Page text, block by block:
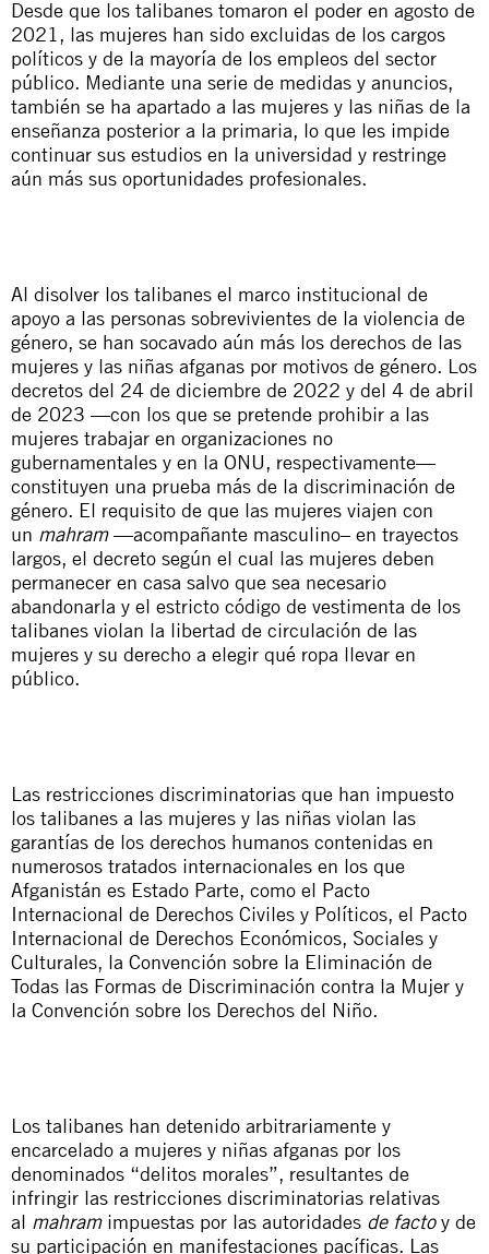
Desde que los talibanes tomaron el poder en agosto de
2021, las mujeres han sido excluidas de los cargos
políticos y de la mayoría de los empleos del sector
público. Mediante una serie de medidas y anuncios,
también se ha apartado a las mujeres y las niñas de la
enseñanza posterior a la primaria, lo que les impide
continuar sus estudios en la universidad y restringe
aún más sus oportunidades profesionales.
Al disolver los talibanes el marco institucional de
apoyo a las personas sobrevivientes de la violencia de
género, se han socavado aún más los derechos de las
mujeres y las niñas afganas por motivos de género. Los
decretos del 24 de diciembre de 2022 y del 4 de abril
de 2023 —con los que se pretende prohibir a las
mujeres trabajar en organizaciones no
gubernamentales y en la ONU, respectivamente—
constituyen una prueba más de la discriminación de
género. El requisito de que las mujeres viajen con
un mahram—acompañante masculino– en trayectos
largos, el decreto según el cual las mujeres deben
permanecer en casa salvo que sea necesario
abandonarla y el estricto código de vestimenta de los
talibanes violan la libertad de circulación de las
mujeres y su derecho a elegir qué ropa llevar en
público.
Las restricciones discriminatorias que han impuesto
los talibanes a las mujeres y las niñas violan las
garantías de los derechos humanos contenidas en
numerosos tratados internacionales en los que
Afganistán es Estado Parte, como el Pacto
Internacional de Derechos Civiles y Políticos, el Pacto
Internacional de Derechos Económicos, Sociales y
Culturales, la Convención sobre la Eliminación de
Todas las Formas de Discriminación contra la Mujer y
la Convención sobre los Derechos del Niño.
Los talibanes han detenido arbitrariamente y
encarcelado a mujeres y niñas afganas por los
denominados “delitos morales”, resultantes de
infringir las restricciones discriminatorias relativas
al mahramimpuestas por las autoridades de factoy de
su participación en manifestaciones pacíficas. Las